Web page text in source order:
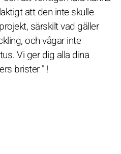
att den inte skulle
särskilt vad gäller
och vågar inte
Vi ger dig alla dina
brister " !